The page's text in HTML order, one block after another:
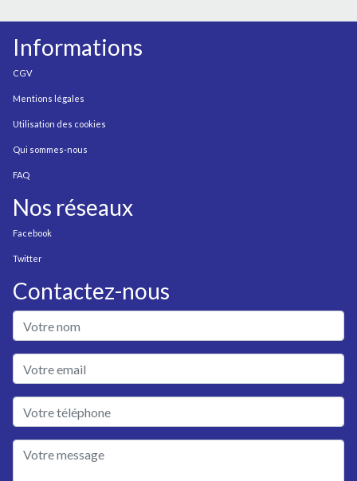
Informations
CGV
Mentions légales
Utilisation des cookies
Qui sommes-nous
FAQ
Nos réseaux
Facebook
Twitter
Contactez-nous